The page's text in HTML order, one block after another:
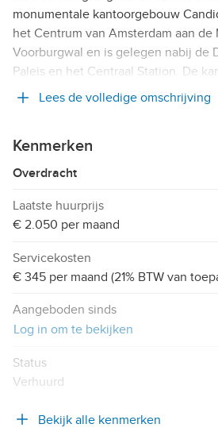
monumentale kantoorgebouw
het Centrum van Amsterdam aan
Voorburgwal en is gelegen nabij de
Paleis en het Centraal Station. De kan
Lees de volledige omschrijving
Kenmerken
Overdracht
Laatste huurprijs
€ 2.050 per maand
Servicekosten
€ 345 per maand (21% BTW van
Aangeboden sinds
Log in om te bekijken
Status
Verhuurd
Bekijk alle kenmerken